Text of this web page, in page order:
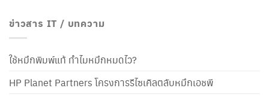
ข่าวสาร IT / บทความ
ใช้หมึกพิมพ์แท้ ทำไมหมึกหมดไว?
HP Planet Partners โครงการรีไซเคิลตลับหมึกเอชพี